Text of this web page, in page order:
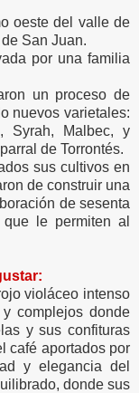
oeste del valle de
San Juan.
por una familia
un proceso de
nuevos varietales:
Syrah, Malbec, y
de Torrontés.
sus cultivos en
de construir una
de sesenta
le permiten al
violáceo intenso
complejos donde
y sus confituras
café aportados por
y elegancia del
donde sus